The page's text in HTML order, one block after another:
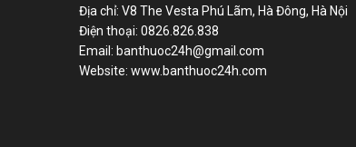
Địa chỉ: V8 The Vesta Phú Lãm, Hà Đông, Hà Nội
Điện thoại: 0826.826.838
Email: banthuoc24h@gmail.com
Website: www.banthuoc24h.com